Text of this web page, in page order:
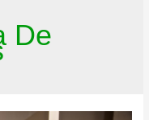
De